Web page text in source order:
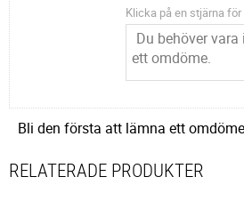
Klicka på en stjärna
Bli den första att lämna ett
RELATERADE PRODUKTER